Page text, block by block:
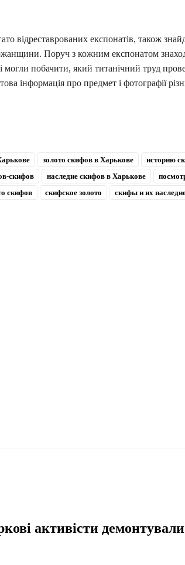
відреставрованих експонатів, також
Поруч з кожним експонатом
могли побачити, який титанічний труд
інформація про предмет і фотографії
золото скифов в Харькове
историю
скифов
наследие скифов в Харькове
скифов
скифское золото скифы и их
активісти